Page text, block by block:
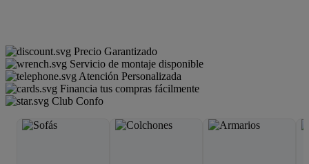
Precio Garantizado
Servicio de montaje disponible
Atención Personalizada
Financia tus compras fácilmente
Club Confo